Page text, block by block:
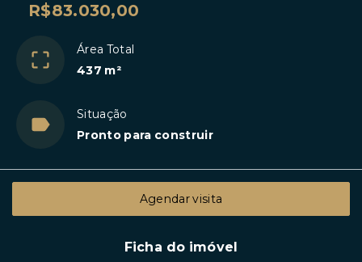
R$83.030,00
Área Total
437 m²
Situação
Pronto para construir
Agendar visita
Ficha do imóvel